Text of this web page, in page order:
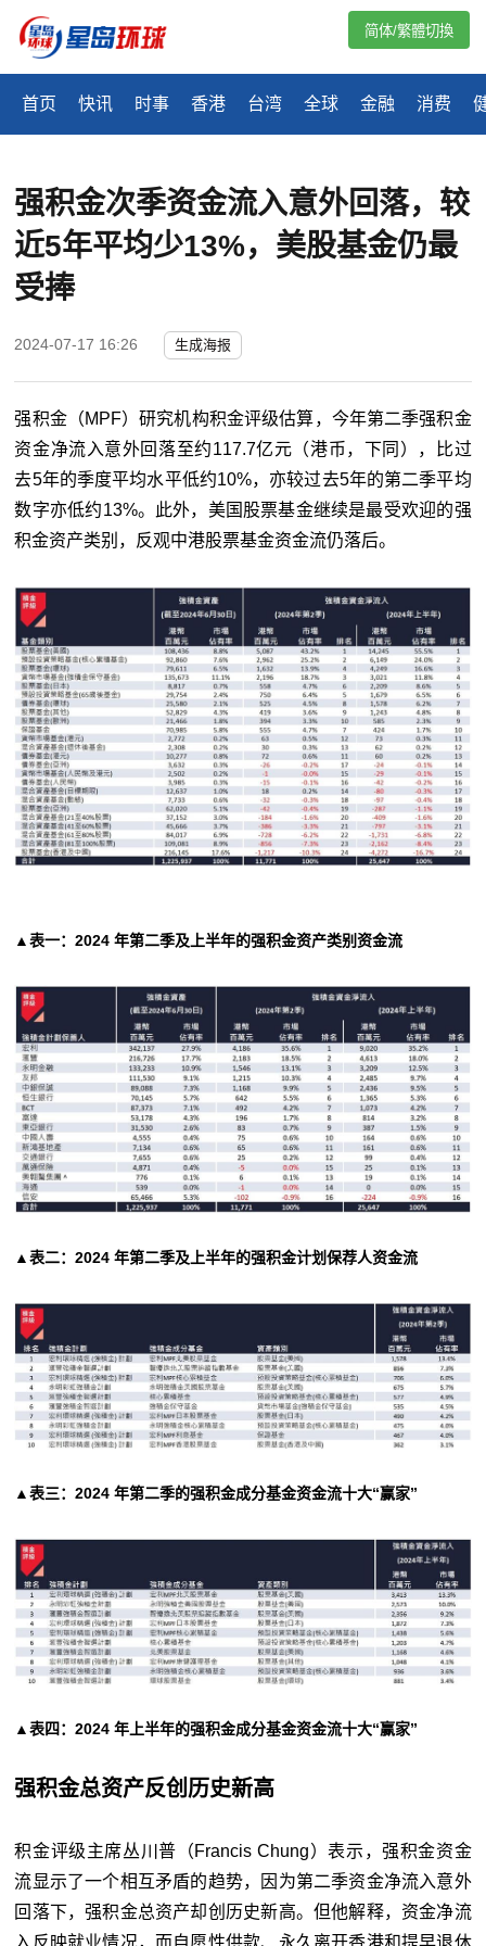
首页 快讯 时事 香港 台湾 全球 金融 消费
简体/繁體切換
强积金次季资金流入意外回落，较
近5年平均少13%，美股基金仍最
受捧
2024-07-17 16:26 生成海报
强积金（MPF）研究机构积金评级估算，今年第二季强积金
资金净流入意外回落至约117.7亿元（港币，下同），比过
去5年的季度平均水平低约10%，亦较过去5年的第二季平均
数字亦低约13%。此外，美国股票基金继续是最受欢迎的强
积金资产类别，反观中港股票基金资金流仍落后。
▲表一：2024 年第二季及上半年的强积金资产类别资金流
▲表二：2024 年第二季及上半年的强积金计划保荐人资金流
▲表三：2024 年第二季的强积金成分基金资金流十大“赢家”
▲表四：2024 年上半年的强积金成分基金资金流十大“赢家”
强积金总资产反创历史新高
积金评级主席丛川普（Francis Chung）表示，强积金资金
流显示了一个相互矛盾的趋势，因为第二季资金净流入意外
回落下，强积金总资产却创历史新高。但他解释，资金净流